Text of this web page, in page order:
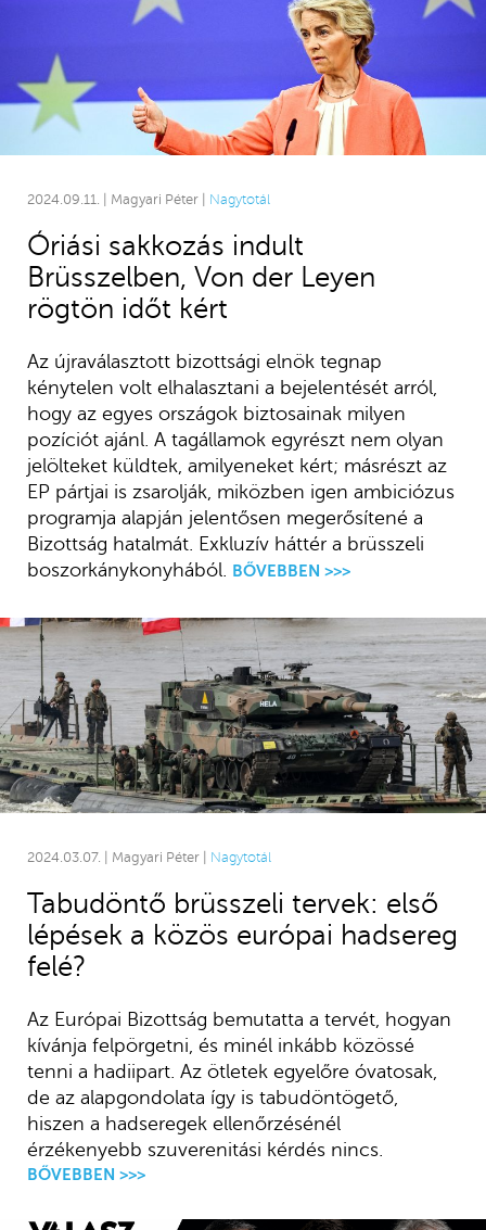
2024.09.11. | Magyari Péter | Nagytotál
Óriási sakkozás indult
Brüsszelben, Von der Leyen
rögtön időt kért
Az újraválasztott bizottsági elnök tegnap
kénytelen volt elhalasztani a bejelentését arról,
hogy az egyes országok biztosainak milyen
pozíciót ajánl. A tagállamok egyrészt nem olyan
jelölteket küldtek, amilyeneket kért; másrészt az
EP pártjai is zsarolják, miközben igen ambiciózus
programja alapján jelentősen megerősítené a
Bizottság hatalmát. Exkluzív háttér a brüsszeli
boszorkánykonyhából. BŐVEBBEN >>>
2024.03.07. | Magyari Péter | Nagytotál
Tabudöntő brüsszeli tervek: első
lépések a közös európai hadsereg
felé?
Az Európai Bizottság bemutatta a tervét, hogyan
kívánja felpörgetni, és minél inkább közössé
tenni a hadiipart. Az ötletek egyelőre óvatosak,
de az alapgondolata így is tabudöntögető,
hiszen a hadseregek ellenőrzésénél
érzékenyebb szuverenitási kérdés nincs.
BŐVEBBEN >>>